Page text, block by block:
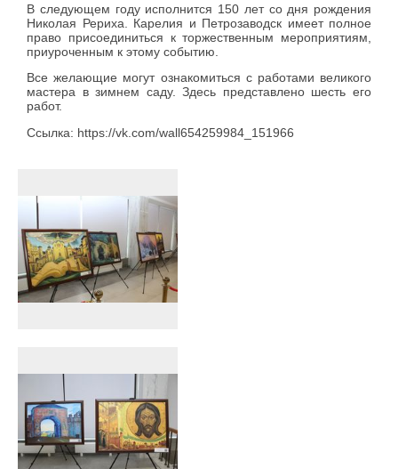
В следующем году исполнится 150 лет со дня рождения
Николая Рериха. Карелия и Петрозаводск имеет полное
право присоединиться к торжественным мероприятиям,
приуроченным к этому событию.
Все желающие могут ознакомиться с работами великого
мастера в зимнем саду. Здесь представлено шесть его
работ.
Ссылка: https://vk.com/wall654259984_151966